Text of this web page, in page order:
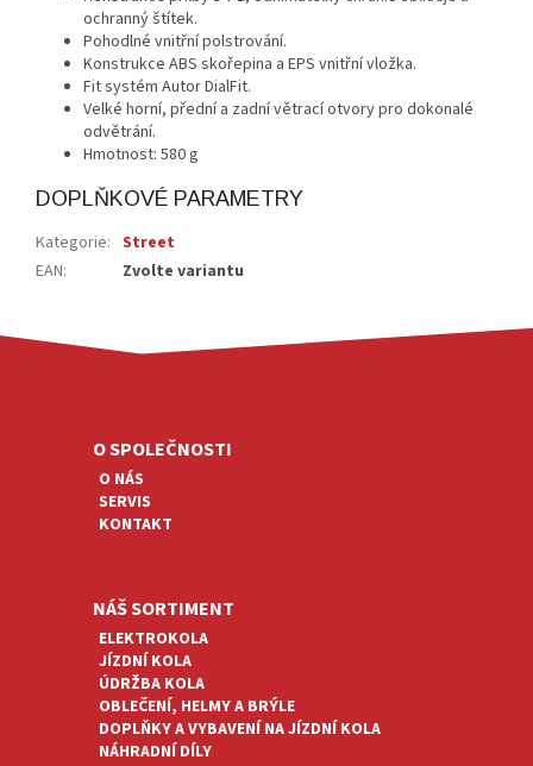
ochranný štítek.
Pohodlné vnitřní polstrování.
Konstrukce ABS skořepina a EPS vnitřní vložka.
Fit systém Autor DialFit.
Velké horní, přední a zadní větrací otvory pro dokonalé
odvětrání.
Hmotnost: 580 g
DOPLŇKOVÉ PARAMETRY
Kategorie: Street
EAN: Zvolte variantu
O SPOLEČNOSTI
O NÁS
SERVIS
KONTAKT
NÁŠ SORTIMENT
ELEKTROKOLA
JÍZDNÍ KOLA
ÚDRŽBA KOLA
OBLEČENÍ, HELMY A BRÝLE
DOPLŇKY A VYBAVENÍ NA JÍZDNÍ KOLA
NÁHRADNÍ DÍLY